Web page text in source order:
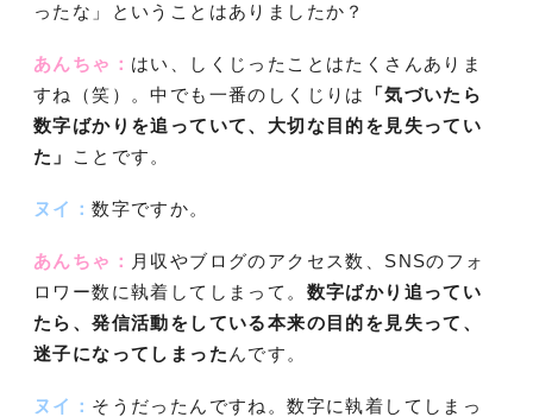
ったな」ということはありましたか？
あんちゃ： はい、しくじったことはたくさんありま
すね（笑）。中でも一番のしくじりは
「気づいたら
数字ばかりを追っていて、大切な目的を見失ってい
た」
ことです。
ヌイ：数字ですか。
あんちゃ： 月収やブログのアクセス数、SNSのフォ
ロワー数に執着してしまって。 数字ばかり追ってい
たら、発信活動をしている本来の目的を見失って、
迷子になってしまった んです。
ヌイ： そうだったんですね。数字に執着してしまっ